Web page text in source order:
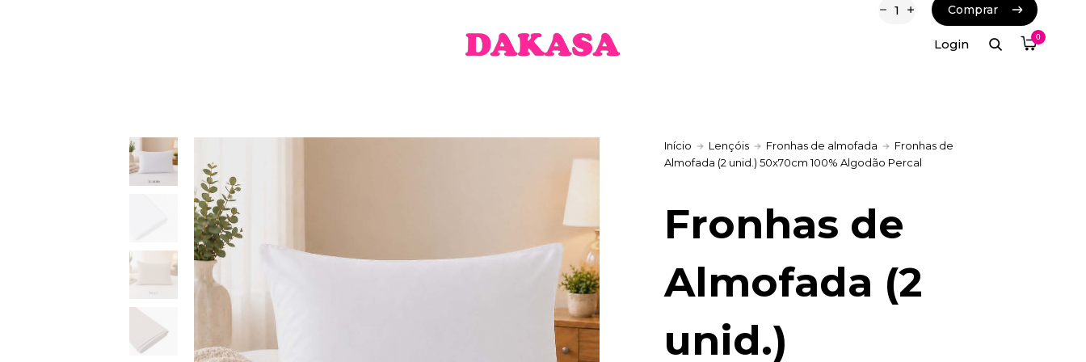
Login 0
Início Lençóis Fronhas de almofada
Fronhas de
Almofada (2 unid.) 50x70cm 100% Algodão Percal
Fronhas de
Almofada (2
unid.)
Comprar
Comprar